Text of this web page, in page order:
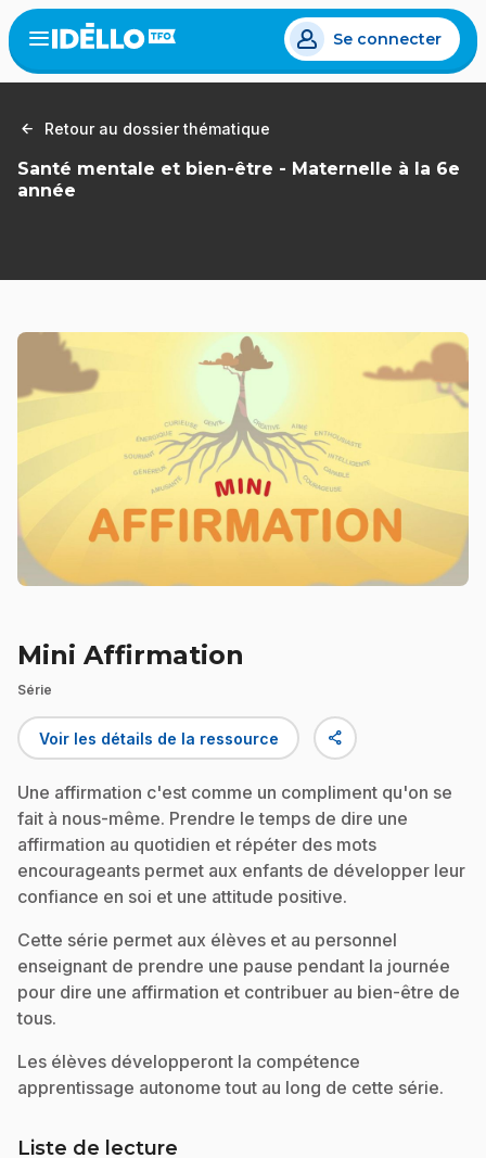
Aller
au
contenu
principal
Open
menu
Se connecter
Retour au dossier thématique
Santé mentale et bien-être - Maternelle à la 6e
année
Mini Affirmation
Série
Voir les détails de la ressource share
Une affirmation c'est comme un compliment qu'on se
fait à nous-même. Prendre le temps de dire une
affirmation au quotidien et répéter des mots
encourageants permet aux enfants de développer leur
confiance en soi et une attitude positive.
Cette série permet aux élèves et au personnel
enseignant de prendre une pause pendant la journée
pour dire une affirmation et contribuer au bien-être de
tous.
Les élèves développeront la compétence
apprentissage autonome tout au long de cette série.
Liste de lecture